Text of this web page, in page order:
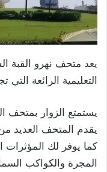
يعد متحف نهرو القبة
التعليمية الرائعة
يستمتع الزوار بمتحف
يقدم المتحف العديد
كما يوفر لك المؤثرات
المجرة والكواكب